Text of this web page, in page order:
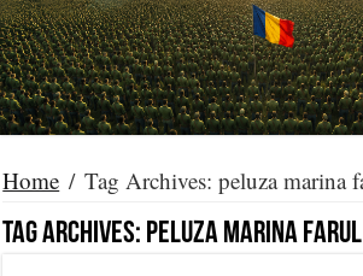
Home / Tag Archives: peluza marina
Tag Archives: peluza marina farul